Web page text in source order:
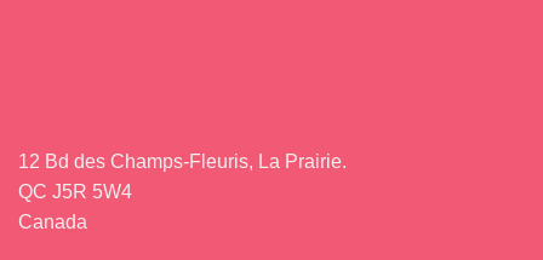
12 Bd des Champs-Fleuris, La Prairie.
QC J5R 5W4
Canada